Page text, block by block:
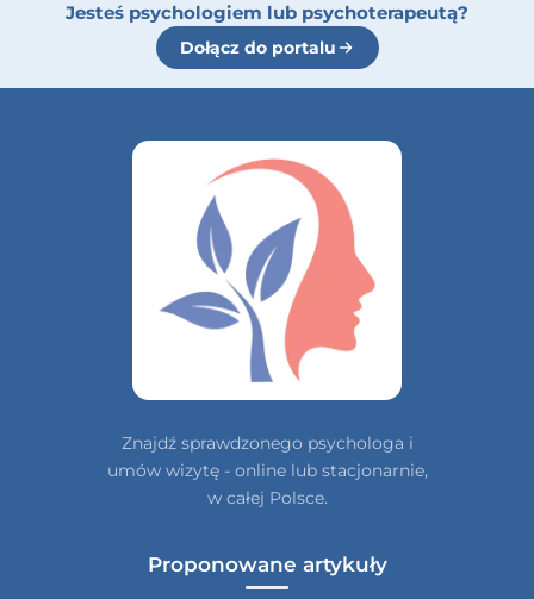
Jesteś psychologiem lub psychoterapeutą?
Dołącz do portalu
Znajdź sprawdzonego psychologa i
umów wizytę - online lub stacjonarnie,
w całej Polsce.
Proponowane artykuły